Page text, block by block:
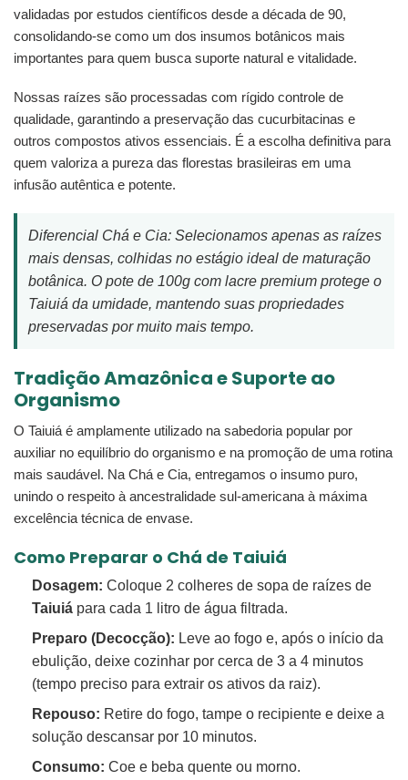
validadas por estudos científicos desde a década de 90,
consolidando-se como um dos insumos botânicos mais
importantes para quem busca suporte natural e vitalidade.
Nossas raízes são processadas com rígido controle de
qualidade, garantindo a preservação das cucurbitacinas e
outros compostos ativos essenciais. É a escolha definitiva para
quem valoriza a pureza das florestas brasileiras em uma
infusão autêntica e potente.
Diferencial Chá e Cia: Selecionamos apenas as raízes
mais densas, colhidas no estágio ideal de maturação
botânica. O pote de 100g com lacre premium protege o
Taiuiá da umidade, mantendo suas propriedades
preservadas por muito mais tempo.
Tradição Amazônica e Suporte ao
Organismo
O Taiuiá é amplamente utilizado na sabedoria popular por
auxiliar no equilíbrio do organismo e na promoção de uma rotina
mais saudável. Na Chá e Cia, entregamos o insumo puro,
unindo o respeito à ancestralidade sul-americana à máxima
excelência técnica de envase.
Como Preparar o Chá de Taiuiá
Dosagem: Coloque 2 colheres de sopa de raízes de
Taiuiá para cada 1 litro de água filtrada.
Preparo (Decocção): Leve ao fogo e, após o início da
ebulição, deixe cozinhar por cerca de 3 a 4 minutos
(tempo preciso para extrair os ativos da raiz).
Repouso: Retire do fogo, tampe o recipiente e deixe a
solução descansar por 10 minutos.
Consumo: Coe e beba quente ou morno.